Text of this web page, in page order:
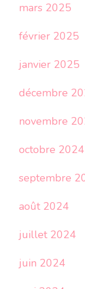
mars 2025
février 2025
janvier 2025
décembre
novembre
octobre 2024
septembre
août 2024
juillet 2024
juin 2024